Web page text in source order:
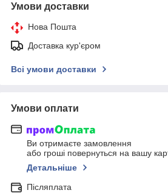
Умови доставки
Нова Пошта
Доставка кур'єром
Всі умови доставки
Умови оплати
Ви отримаєте замовлення
або гроші повернуться на вашу
Детальніше
Післяплата